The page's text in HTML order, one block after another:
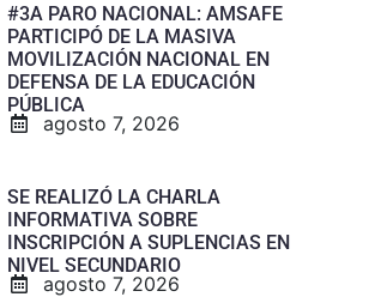
#3A PARO NACIONAL: AMSAFE
PARTICIPÓ DE LA MASIVA
MOVILIZACIÓN NACIONAL EN
DEFENSA DE LA EDUCACIÓN
PÚBLICA
agosto 7, 2026
SE REALIZÓ LA CHARLA
INFORMATIVA SOBRE
INSCRIPCIÓN A SUPLENCIAS EN
NIVEL SECUNDARIO
agosto 7, 2026